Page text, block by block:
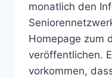
monatlich den
Homepage zum
veröffentlichen.
vorkommen,